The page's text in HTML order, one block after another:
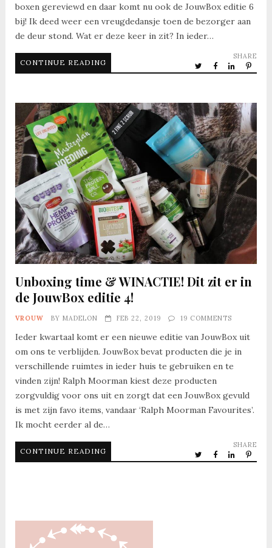
boxen gereviewd en daar komt nu ook de JouwBox editie 6
bij! Ik deed weer een vreugdedansje toen de bezorger aan
de deur stond. Wat er deze keer in zit? In ieder…
CONTINUE READING
SHARE
Unboxing time & WINACTIE! Dit zit er in
de JouwBox editie 4!
VROUW BY MADELON FEB 22, 2019 19 COMMENTS
Ieder kwartaal komt er een nieuwe editie van JouwBox uit
om ons te verblijden. JouwBox bevat producten die je in
verschillende ruimtes in ieder huis te gebruiken en te
vinden zijn! Ralph Moorman kiest deze producten
zorgvuldig voor ons uit en zorgt dat een JouwBox gevuld
is met zijn favo items, vandaar ‘Ralph Moorman Favourites’.
Ik mocht eerder al de…
CONTINUE READING
SHARE